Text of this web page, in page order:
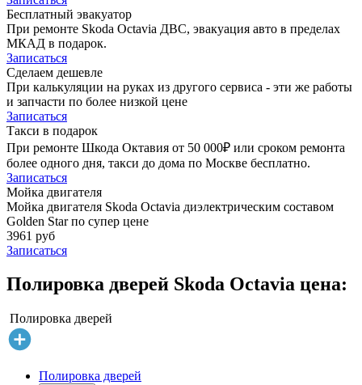
Бесплатный эвакуатор
При ремонте Skoda Octavia ДВС, эвакуация авто в пределах
МКАД в подарок.
Записаться
Сделаем дешевле
При калькуляции на руках из другого сервиса - эти же работы
и запчасти по более низкой цене
Записаться
Такси в подарок
При ремонте Шкода Октавия от 50 000₽ или сроком ремонта
более одного дня, такси до дома по Москве бесплатно.
Записаться
Мойка двигателя
Мойка двигателя Skoda Octavia диэлектрическим составом
Golden Star по супер цене
3961 руб
Записаться
Полировка дверей Skoda Octavia цена:
Полировка дверей
Полировка дверей